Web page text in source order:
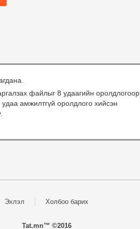
файлыг 8 удаагийн оролдлогоор
амжилтгүй оролдлого хийсэн
Эхлэл Холбоо барих
Tat.mn™ ©2016